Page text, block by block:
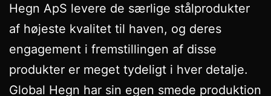
Hegn ApS levere de særlige stålprodukter
af højeste kvalitet til haven, og deres
engagement i fremstillingen af disse
produkter er meget tydeligt i hver detalje.
Global Hegn har sin egen smede produktion